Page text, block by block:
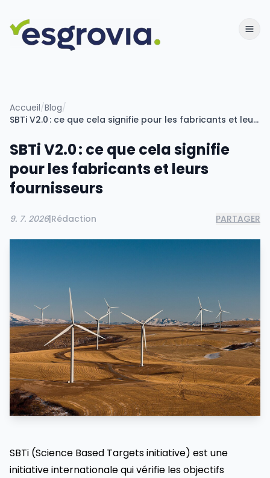
Accueil/Blog/
SBTi V2.0 : ce que cela signifie pour les fabricants et leurs fournisseurs
SBTi V2.0 : ce que cela signifie
pour les fabricants et leurs
fournisseurs
9. 7. 2026|Rédaction PARTAGER
SBTi (Science Based Targets initiative) est une
initiative internationale qui vérifie les objectifs